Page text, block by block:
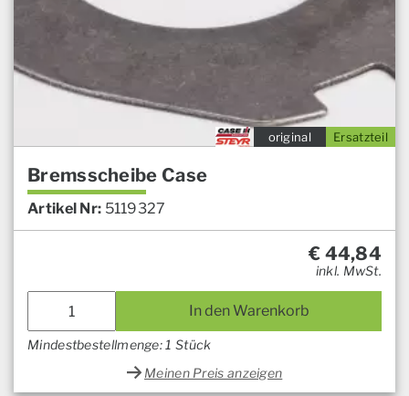
Ersatzteil
original
Bremsscheibe Case
Artikel Nr: 5119327
€ 44,84
inkl. MwSt.
In den Warenkorb
Mindestbestellmenge: 1 Stück
Meinen Preis anzeigen